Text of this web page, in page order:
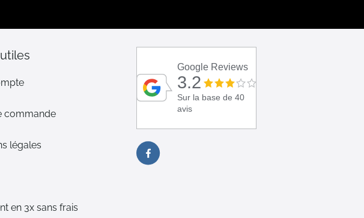
commande
légales
en 3x sans frais
Google Reviews
3.2
Sur la base de 40
avis